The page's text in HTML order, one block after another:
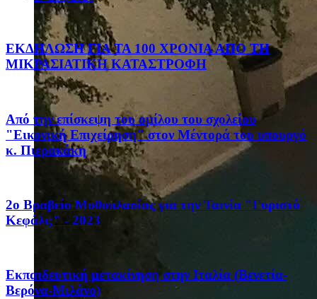
ΕΚΔΗΛΩΣΗ ΓΙΑ ΤΑ 100 ΧΡΟΝΙΑ ΑΠΟ ΤΗ
ΜΙΚΡΑΣΙΑΤΙΚΗ ΚΑΤΑΣΤΡΟΦΗ
Από την επίσκεψη του ομίλου του σχολείου
"Εικονική Επιχείρηση" στον Μέντορά του υπουργό
κ. Πιερακάκη
2ο Βραβείο Μυθοπλασίας για την Ταινία "Γυριστό
Κεφάλι;" - 2023
Eκπαιδευτική μετακίνηση στην Ιταλία (Βενετία-
Βερόνα-Μιλάνο)